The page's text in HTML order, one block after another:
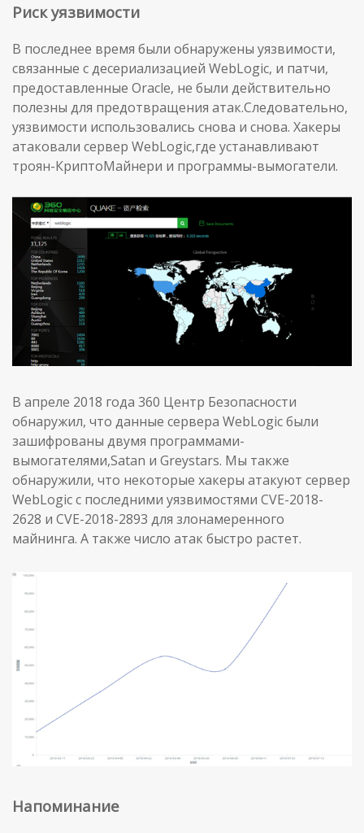
Риск уязвимости
В последнее время были обнаружены уязвимости,
связанные с десериализацией WebLogic, и патчи,
предоставленные Oracle, не были действительно
полезны для предотвращения атак.Следовательно,
уязвимости использовались снова и снова. Хакеры
атаковали сервер WebLogic,где устанавливают
троян-КриптоМайнери и программы-вымогатели.
В апреле 2018 года 360 Центр Безопасности
обнаружил, что данные сервера WebLogic были
зашифрованы двумя программами-
вымогателями,Satan и Greystars. Мы также
обнаружили, что некоторые хакеры атакуют сервер
WebLogic с последними уязвимостями CVE-2018-
2628 и CVE-2018-2893 для злонамеренного
майнинга. А также число атак быстро растет.
Напоминание